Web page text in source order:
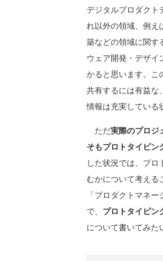
デジタルプロダクト
れ以外の領域、例え
築などの領域に関す
ウェア開発・デザ
かると思います。こ
共有するには有益な
情報は充実している
ただ実際のプロジ
そもプロトタイピン
した状況では、プ
むかについて考える
「プロダクトマネ
で、 プロトタイピン
について書いてみた